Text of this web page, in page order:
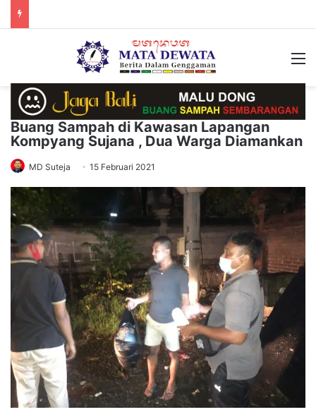
Buang Sampah di Kawasan Lapangan
Kompyang Sujana , Dua Warga Diamankan
MD Suteja 15 Februari 2021